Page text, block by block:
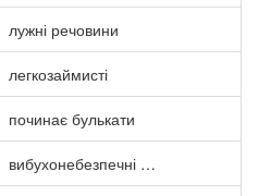
лужні речовини
легкозаймисті
починає булькати
вибухонебезпечні речовини